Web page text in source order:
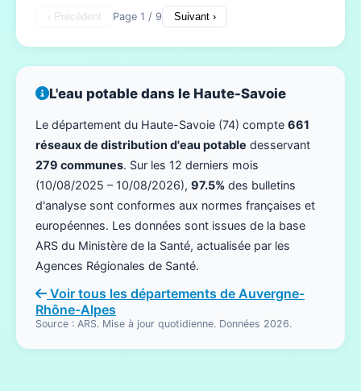
‹ Précédent Page 1 / 9 Suivant ›
L'eau potable dans le Haute-Savoie
Le département du Haute-Savoie (74) compte 661
réseaux de distribution d'eau potable desservant
279 communes. Sur les 12 derniers mois
(10/08/2025 – 10/08/2026), 97.5% des bulletins
d'analyse sont conformes aux normes françaises et
européennes. Les données sont issues de la base
ARS du Ministère de la Santé, actualisée par les
Agences Régionales de Santé.
Voir tous les départements de Auvergne-
Rhône-Alpes
Source : ARS. Mise à jour quotidienne. Données 2026.